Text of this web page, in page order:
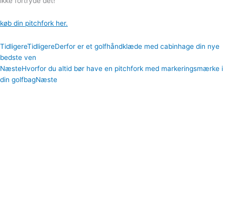
køb din pitchfork her.
TidligereTidligereDerfor er et golfhåndklæde med cabinhage din nye
bedste ven
NæsteHvorfor du altid bør have en pitchfork med markeringsmærke i
din golfbagNæste